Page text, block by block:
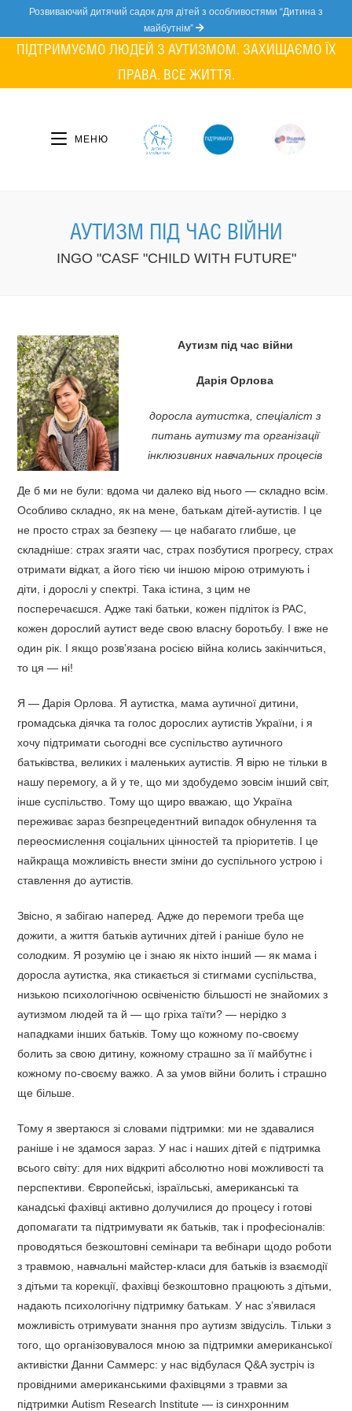
content
Розвиваючий дитячий садок для дітей з особливостями “Дитина з
майбутнім”
ПІДТРИМУЄМО ЛЮДЕЙ З АУТИЗМОМ. ЗАХИЩАЄМО ЇХ
ПРАВА. ВСЕ ЖИТТЯ.
МЕНЮ
АУТИЗМ ПІД ЧАС ВІЙНИ
INGO "CASF "CHILD WITH FUTURE"
Аутизм під час війни
Дарія Орлова
доросла аутистка, спеціаліст з
питань аутизму та організації
інклюзивних навчальних процесів
Де б ми не були: вдома чи далеко від нього — складно всім.
Особливо складно, як на мене, батькам дітей-аутистів. І це
не просто страх за безпеку — це набагато глибше, це
складніше: страх згаяти час, страх позбутися прогресу, страх
отримати відкат, а його тією чи іншою мірою отримують і
діти, і дорослі у спектрі. Така істина, з цим не
посперечаєшся. Адже такі батьки, кожен підліток із РАС,
кожен дорослий аутист веде свою власну боротьбу. І вже не
один рік. І якщо розв’язана росією війна колись закінчиться,
то ця — ні!
Я — Дарія Орлова. Я аутистка, мама аутичної дитини,
громадська діячка та голос дорослих аутистів України, і я
хочу підтримати сьогодні все суспільство аутичного
батьківства, великих і маленьких аутистів. Я вірю не тільки в
нашу перемогу, а й у те, що ми здобудемо зовсім інший світ,
інше суспільство. Тому що щиро вважаю, що Україна
переживає зараз безпрецедентний випадок обнулення та
переосмислення соціальних цінностей та пріоритетів. І це
найкраща можливість внести зміни до суспільного устрою і
ставлення до аутистів.
Звісно, я забігаю наперед. Адже до перемоги треба ще
дожити, а життя батьків аутичних дітей і раніше було не
солодким. Я розумію це і знаю як ніхто інший — як мама і
доросла аутистка, яка стикається зі стигмами суспільства,
низькою психологічною освіченістю більшості не знайомих з
аутизмом людей та й — що гріха таїти? — нерідко з
нападками інших батьків. Тому що кожному по-своєму
болить за свою дитину, кожному страшно за її майбутнє і
кожному по-своєму важко. А за умов війни болить і страшно
ще більше.
Тому я звертаюся зі словами підтримки: ми не здавалися
раніше і не здамося зараз. У нас і наших дітей є підтримка
всього світу: для них відкриті абсолютно нові можливості та
перспективи. Європейські, ізраїльські, американські та
канадські фахівці активно долучилися до процесу і готові
допомагати та підтримувати як батьків, так і професіоналів:
проводяться безкоштовні семінари та вебінари щодо роботи
з травмою, навчальні майстер-класи для батьків із взаємодії
з дітьми та корекції, фахівці безкоштовно працюють з дітьми,
надають психологічну підтримку батькам. У нас з’явилася
можливість отримувати знання про аутизм звідусіль. Тільки з
того, що організовувалося мною за підтримки американської
активістки Данни Саммерс: у нас відбулася Q&A зустріч із
провідними американськими фахівцями з травми за
підтримки Autism Research Institute — із синхронним